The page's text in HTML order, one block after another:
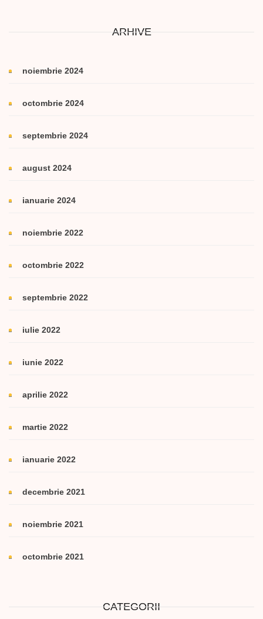
ARHIVE
noiembrie 2024
octombrie 2024
septembrie 2024
august 2024
ianuarie 2024
noiembrie 2022
octombrie 2022
septembrie 2022
iulie 2022
iunie 2022
aprilie 2022
martie 2022
ianuarie 2022
decembrie 2021
noiembrie 2021
octombrie 2021
CATEGORII